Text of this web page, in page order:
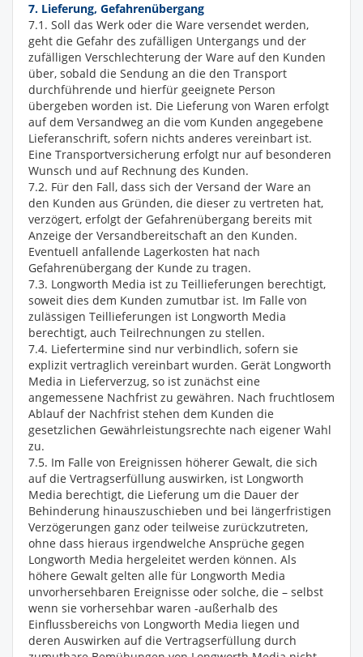
7. Lieferung, Gefahrenübergang
7.1. Soll das Werk oder die Ware versendet werden,
geht die Gefahr des zufälligen Untergangs und der
zufälligen Verschlechterung der Ware auf den Kunden
über, sobald die Sendung an die den Transport
durchführende und hierfür geeignete Person
übergeben worden ist. Die Lieferung von Waren erfolgt
auf dem Versandweg an die vom Kunden angegebene
Lieferanschrift, sofern nichts anderes vereinbart ist.
Eine Transportversicherung erfolgt nur auf besonderen
Wunsch und auf Rechnung des Kunden.
7.2. Für den Fall, dass sich der Versand der Ware an
den Kunden aus Gründen, die dieser zu vertreten hat,
verzögert, erfolgt der Gefahrenübergang bereits mit
Anzeige der Versandbereitschaft an den Kunden.
Eventuell anfallende Lagerkosten hat nach
Gefahrenübergang der Kunde zu tragen.
7.3. Longworth Media ist zu Teillieferungen berechtigt,
soweit dies dem Kunden zumutbar ist. Im Falle von
zulässigen Teillieferungen ist Longworth Media
berechtigt, auch Teilrechnungen zu stellen.
7.4. Liefertermine sind nur verbindlich, sofern sie
explizit vertraglich vereinbart wurden. Gerät Longworth
Media in Lieferverzug, so ist zunächst eine
angemessene Nachfrist zu gewähren. Nach fruchtlosem
Ablauf der Nachfrist stehen dem Kunden die
gesetzlichen Gewährleistungsrechte nach eigener Wahl
zu.
7.5. Im Falle von Ereignissen höherer Gewalt, die sich
auf die Vertragserfüllung auswirken, ist Longworth
Media berechtigt, die Lieferung um die Dauer der
Behinderung hinauszuschieben und bei längerfristigen
Verzögerungen ganz oder teilweise zurückzutreten,
ohne dass hieraus irgendwelche Ansprüche gegen
Longworth Media hergeleitet werden können. Als
höhere Gewalt gelten alle für Longworth Media
unvorhersehbaren Ereignisse oder solche, die – selbst
wenn sie vorhersehbar waren -außerhalb des
Einflussbereichs von Longworth Media liegen und
deren Auswirken auf die Vertragserfüllung durch